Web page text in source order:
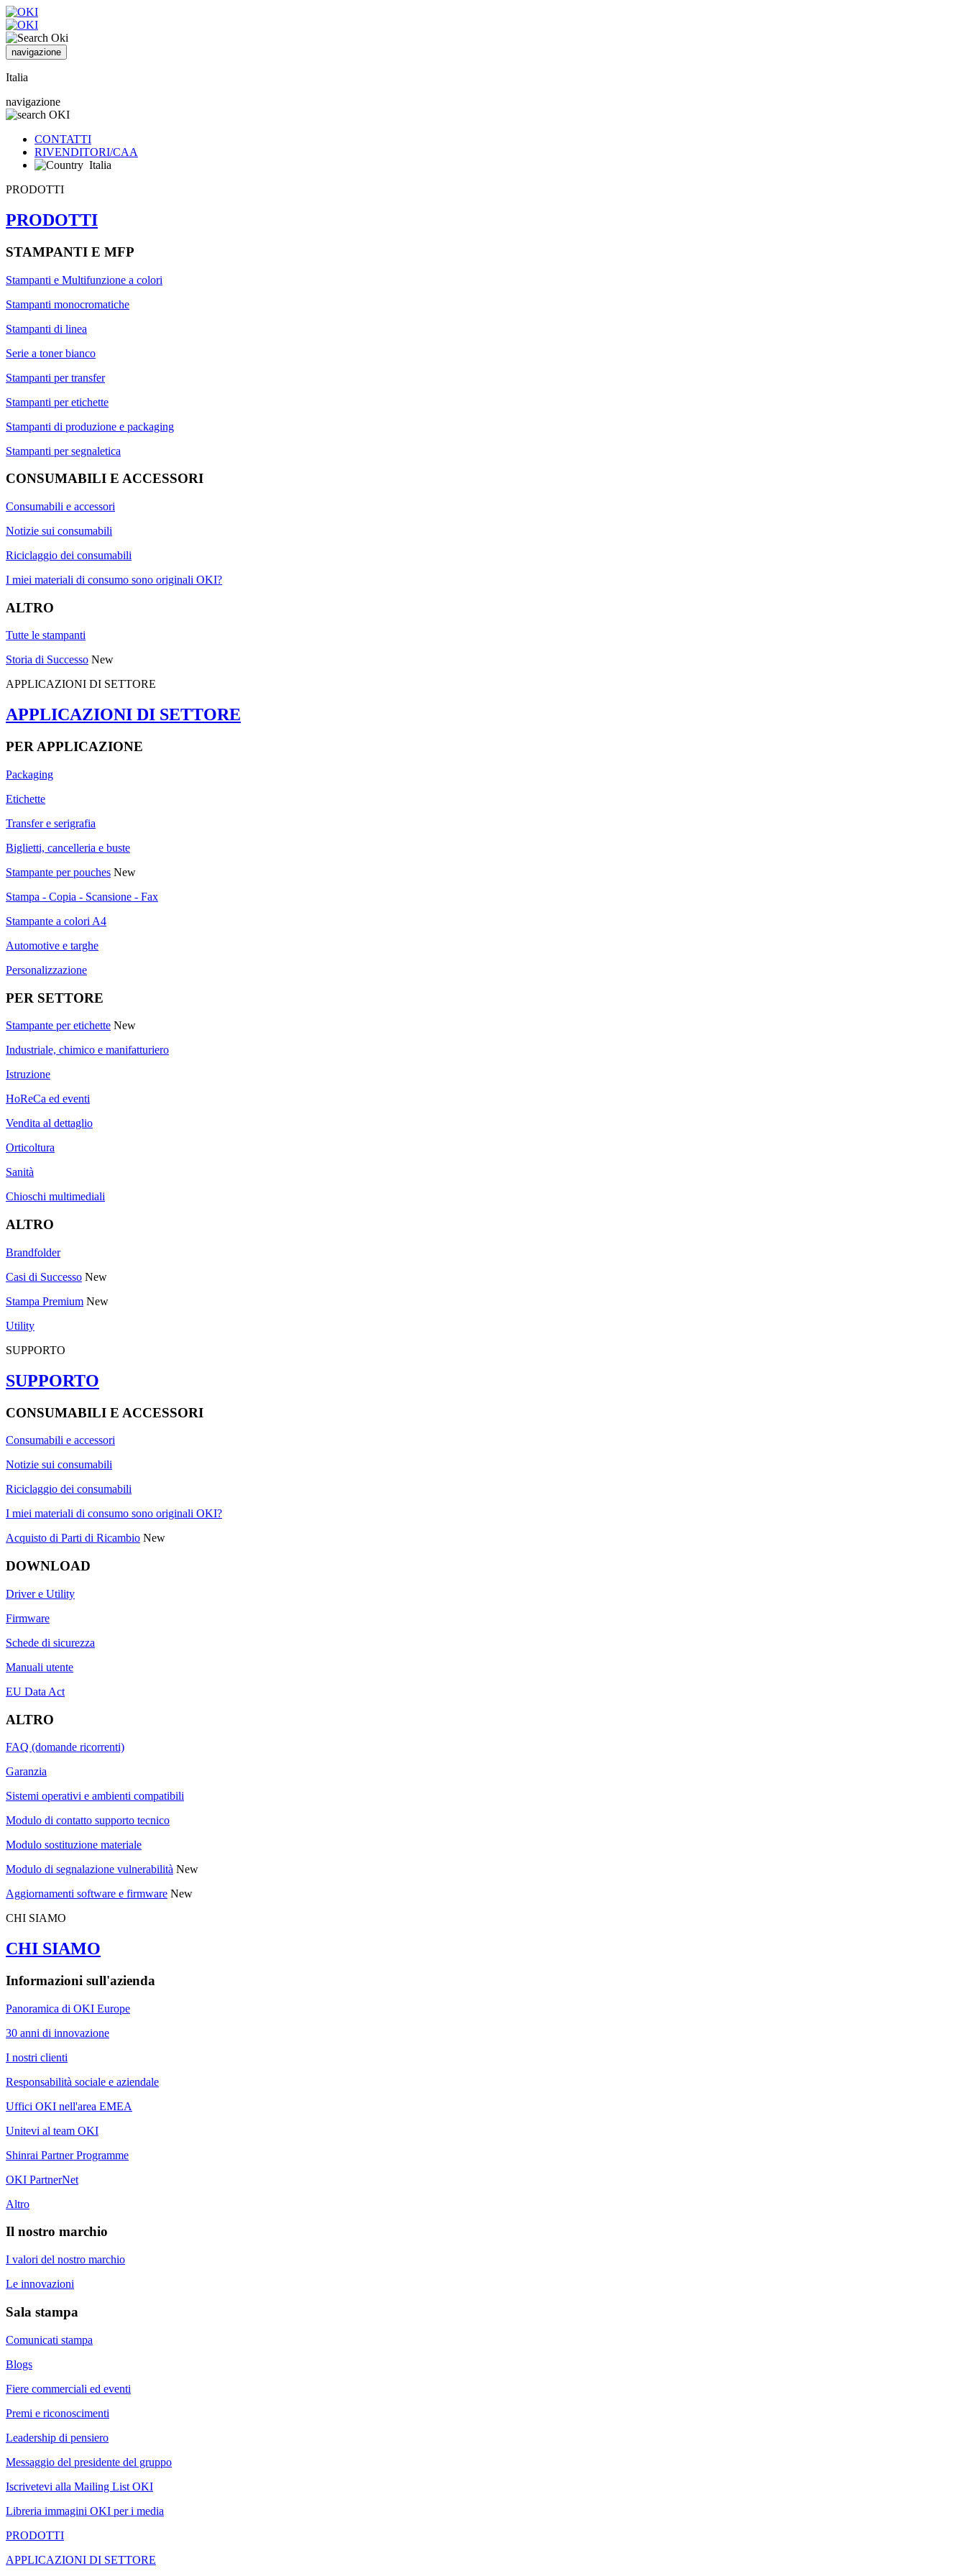
navigazione
Italia
navigazione
CONTATTI
RIVENDITORI/CAA
Italia
PRODOTTI
PRODOTTI
STAMPANTI E MFP
Stampanti e Multifunzione a colori
Stampanti monocromatiche
Stampanti di linea
Serie a toner bianco
Stampanti per transfer
Stampanti per etichette
Stampanti di produzione e packaging
Stampanti per segnaletica
CONSUMABILI E ACCESSORI
Consumabili e accessori
Notizie sui consumabili
Riciclaggio dei consumabili
I miei materiali di consumo sono originali OKI?
ALTRO
Tutte le stampanti
Storia di Successo New
APPLICAZIONI DI SETTORE
APPLICAZIONI DI SETTORE
PER APPLICAZIONE
Packaging
Etichette
Transfer e serigrafia
Biglietti, cancelleria e buste
Stampante per pouches New
Stampa - Copia - Scansione - Fax
Stampante a colori A4
Automotive e targhe
Personalizzazione
PER SETTORE
Stampante per etichette New
Industriale, chimico e manifatturiero
Istruzione
HoReCa ed eventi
Vendita al dettaglio
Orticoltura
Sanità
Chioschi multimediali
ALTRO
Brandfolder
Casi di Successo New
Stampa Premium New
Utility
SUPPORTO
SUPPORTO
CONSUMABILI E ACCESSORI
Consumabili e accessori
Notizie sui consumabili
Riciclaggio dei consumabili
I miei materiali di consumo sono originali OKI?
Acquisto di Parti di Ricambio New
DOWNLOAD
Driver e Utility
Firmware
Schede di sicurezza
Manuali utente
EU Data Act
ALTRO
FAQ (domande ricorrenti)
Garanzia
Sistemi operativi e ambienti compatibili
Modulo di contatto supporto tecnico
Modulo sostituzione materiale
Modulo di segnalazione vulnerabilità New
Aggiornamenti software e firmware New
CHI SIAMO
CHI SIAMO
Informazioni sull'azienda
Panoramica di OKI Europe
30 anni di innovazione
I nostri clienti
Responsabilità sociale e aziendale
Uffici OKI nell'area EMEA
Unitevi al team OKI
Shinrai Partner Programme
OKI PartnerNet
Altro
Il nostro marchio
I valori del nostro marchio
Le innovazioni
Sala stampa
Comunicati stampa
Blogs
Fiere commerciali ed eventi
Premi e riconoscimenti
Leadership di pensiero
Messaggio del presidente del gruppo
Iscrivetevi alla Mailing List OKI
Libreria immagini OKI per i media
PRODOTTI
APPLICAZIONI DI SETTORE